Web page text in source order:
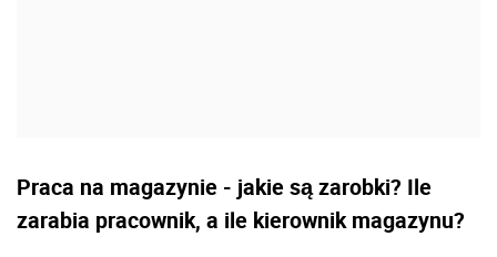
Praca na magazynie - jakie są zarobki? Ile
zarabia pracownik, a ile kierownik magazynu?